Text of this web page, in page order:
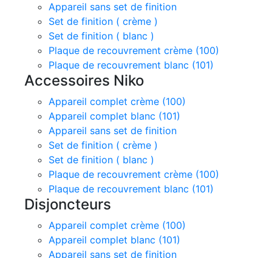
Appareil sans set de finition
Set de finition ( crème )
Set de finition ( blanc )
Plaque de recouvrement crème (100)
Plaque de recouvrement blanc (101)
Accessoires Niko
Appareil complet crème (100)
Appareil complet blanc (101)
Appareil sans set de finition
Set de finition ( crème )
Set de finition ( blanc )
Plaque de recouvrement crème (100)
Plaque de recouvrement blanc (101)
Disjoncteurs
Appareil complet crème (100)
Appareil complet blanc (101)
Appareil sans set de finition